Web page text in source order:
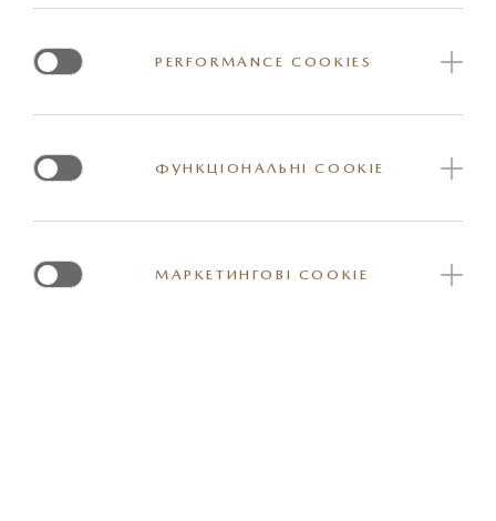
ПОШУК КАМПАНІЙ ПО VIN АВТОМОБІЛЯ
Де розташовано VIN автомобіля?
PERFORMANCE COOKIES
ФУНКЦІОНАЛЬНІ COOKIE
МАРКЕТИНГОВІ COOKIE